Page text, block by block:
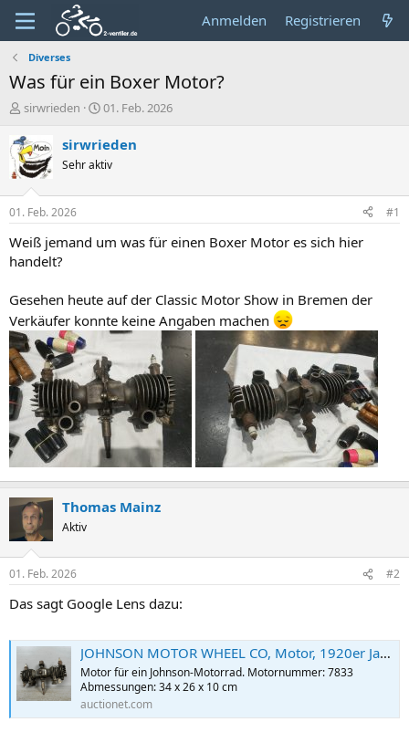
Anmelden Registrieren
Diverses
Was für ein Boxer Motor?
E
s
t
e
e
r
sirwrieden
E
s
t
e
t
a
01. Feb. 2026
sirwrieden
Sehr aktiv
01. Feb. 2026 #1
Weiß jemand um was für einen Boxer Motor es sich hier
handelt?
Gesehen heute auf der Classic Motor Show in Bremen der
Verkäufer konnte keine Angaben machen
Thomas Mainz
Aktiv
01. Feb. 2026 #2
Das sagt Google Lens dazu:
JOHNSON MOTOR WHEEL CO, Motor, 1920er Jahre, USA.
Motor für ein Johnson-Motorrad. Motornummer: 7833
Abmessungen: 34 x 26 x 10 cm
auctionet.com